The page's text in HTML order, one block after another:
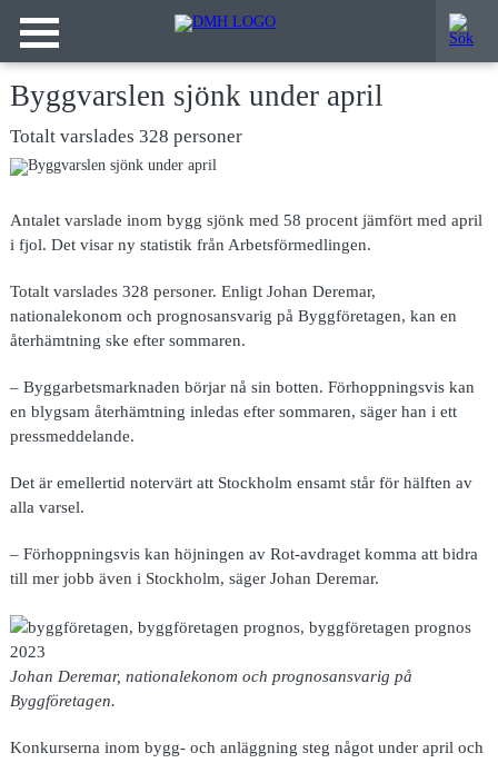
Byggvarslen sjönk under april
Totalt varslades 328 personer
Antalet varslade inom bygg sjönk med 58 procent jämfört med april
i fjol. Det visar ny statistik från Arbetsförmedlingen.
Totalt varslades 328 personer. Enligt Johan Deremar,
nationalekonom och prognosansvarig på Byggföretagen, kan en
återhämtning ske efter sommaren.
– Byggarbetsmarknaden börjar nå sin botten. Förhoppningsvis kan
en blygsam återhämtning inledas efter sommaren, säger han i ett
pressmeddelande.
Det är emellertid notervärt att Stockholm ensamt står för hälften av
alla varsel.
– Förhoppningsvis kan höjningen av Rot-avdraget komma att bidra
till mer jobb även i Stockholm, säger Johan Deremar.
Johan Deremar, nationalekonom och prognosansvarig på
Byggföretagen.
Konkurserna inom bygg- och anläggning steg något under april och